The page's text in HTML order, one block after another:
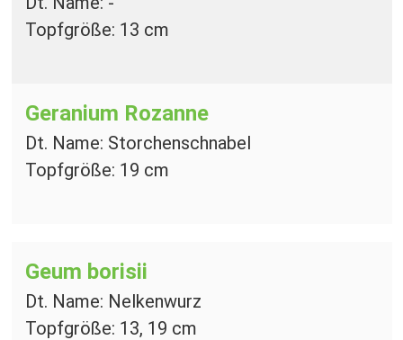
Topfgröße: 13 cm
Geranium Rozanne
Dt. Name: Storchenschnabel
Topfgröße: 19 cm
Geum borisii
Dt. Name: Nelkenwurz
Topfgröße: 13, 19 cm